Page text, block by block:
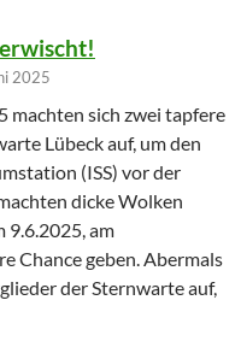
2025
machten sich zwei tapfere
Lübeck auf, um den
(ISS) vor der
dicke Wolken
9.6.2025, am
Chance geben. Abermals
der Sternwarte auf,